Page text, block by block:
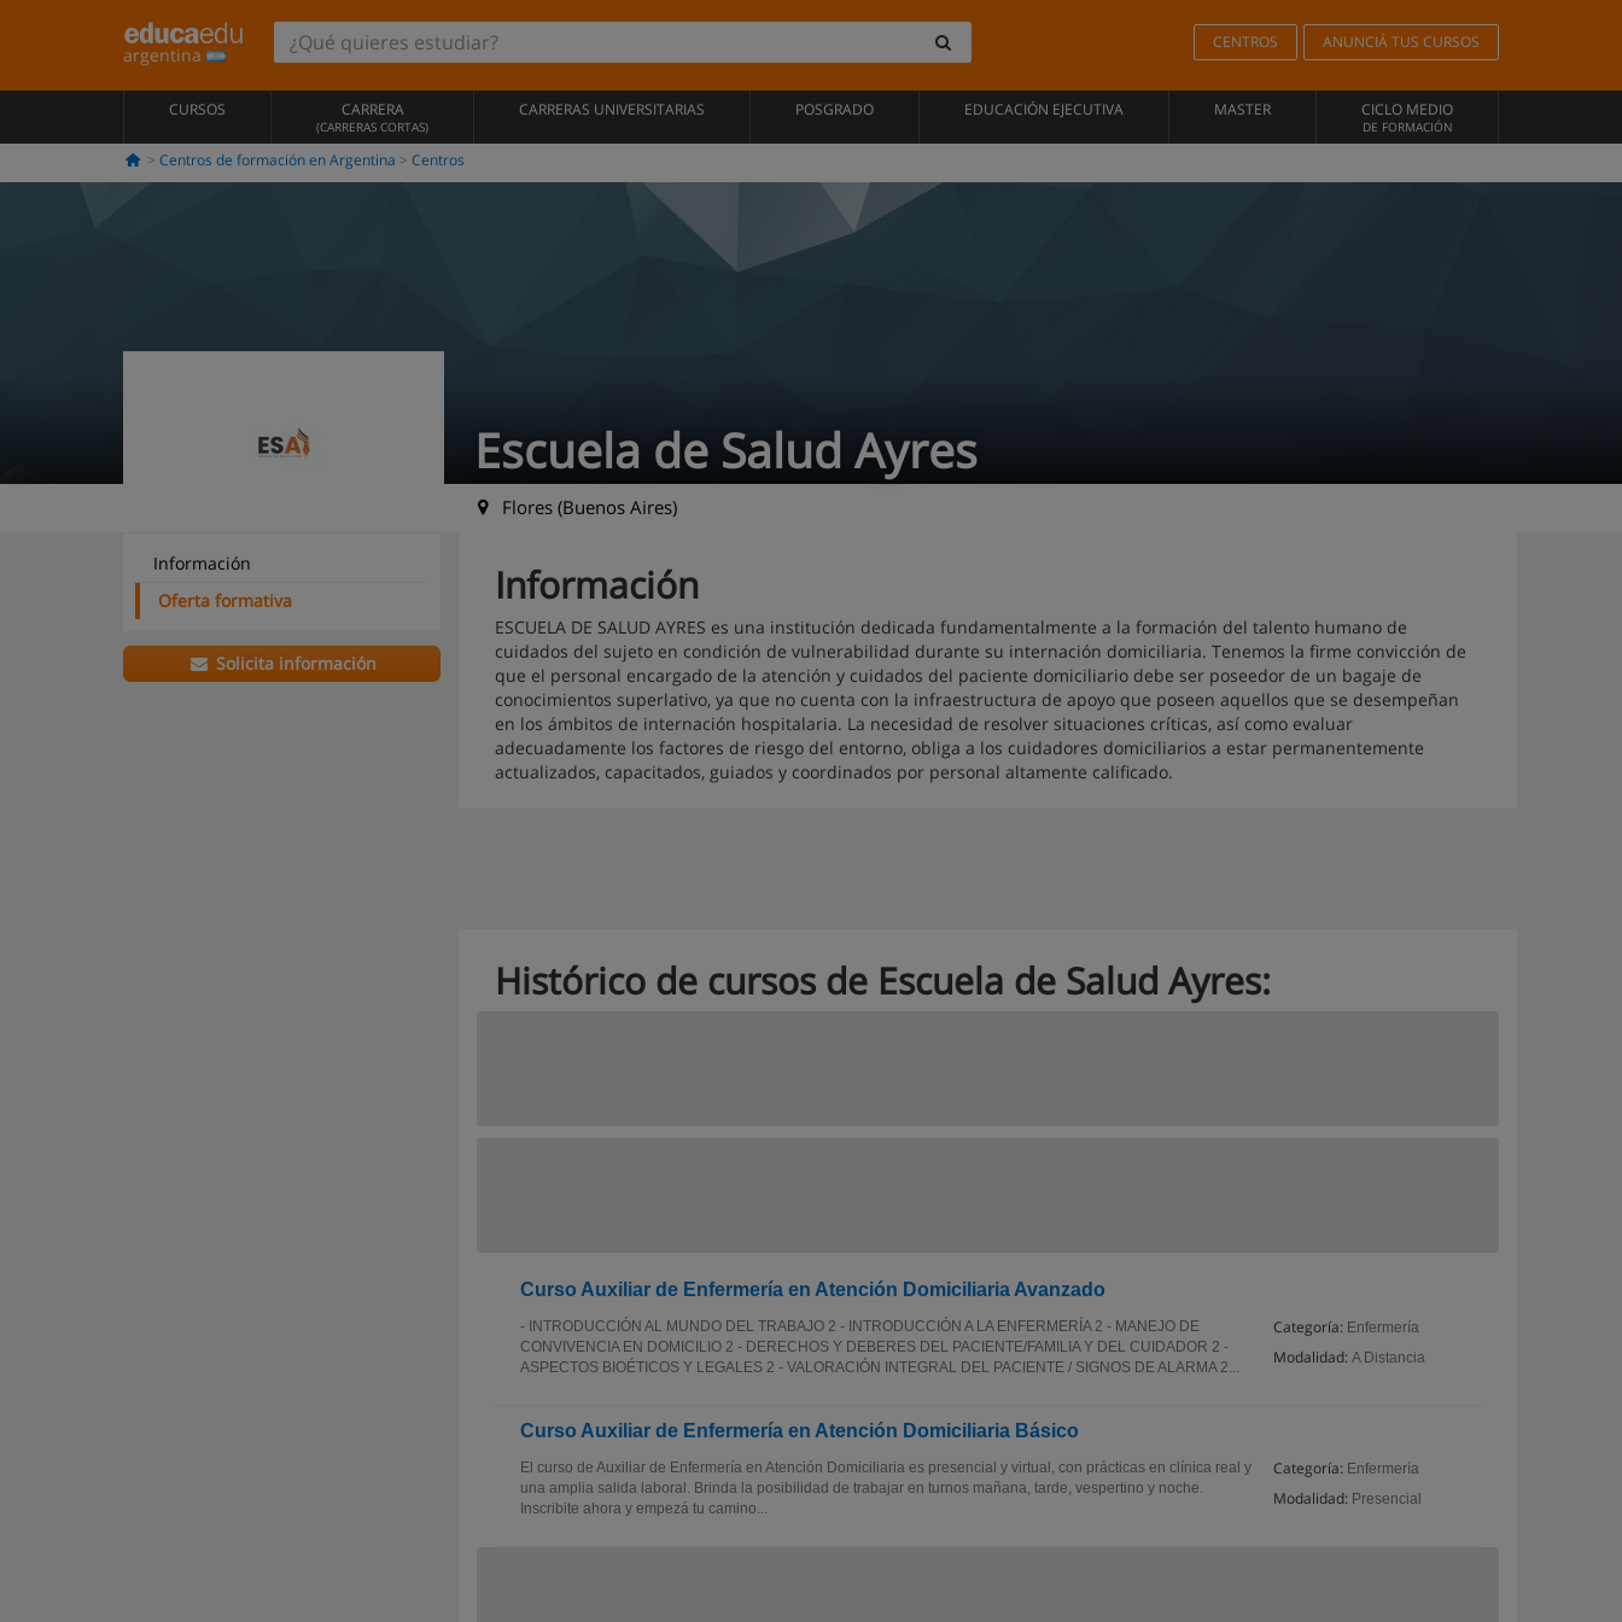
argentina
CENTROS ANUNCIÁ TUS CURSOS
CURSOS CARRERA
(CARRERAS CORTAS)
CARRERAS UNIVERSITARIAS POSGRADO EDUCACIÓN EJECUTIVA MASTER CICLO MEDIO
DE FORMACIÓN
Centros de formación en Argentina Centros
Escuela de Salud Ayres
Flores (Buenos Aires)
Información
Oferta formativa
Solicita información
Información
ESCUELA DE SALUD AYRES es una institución dedicada fundamentalmente a la formación del talento humano de
cuidados del sujeto en condición de vulnerabilidad durante su internación domiciliaria. Tenemos la firme convicción de
que el personal encargado de la atención y cuidados del paciente domiciliario debe ser poseedor de un bagaje de
conocimientos superlativo, ya que no cuenta con la infraestructura de apoyo que poseen aquellos que se desempeñan
en los ámbitos de internación hospitalaria. La necesidad de resolver situaciones críticas, así como evaluar
adecuadamente los factores de riesgo del entorno, obliga a los cuidadores domiciliarios a estar permanentemente
actualizados, capacitados, guiados y coordinados por personal altamente calificado.
Histórico de cursos de Escuela de Salud Ayres:
Curso Auxiliar de Enfermería en Atención Domiciliaria Avanzado
Categoría: Enfermería
Modalidad: A Distancia
- INTRODUCCIÓN AL MUNDO DEL TRABAJO 2 - INTRODUCCIÓN A LA ENFERMERÍA 2 - MANEJO DE
CONVIVENCIA EN DOMICILIO 2 - DERECHOS Y DEBERES DEL PACIENTE/FAMILIA Y DEL CUIDADOR 2 -
ASPECTOS BIOÉTICOS Y LEGALES 2 - VALORACIÓN INTEGRAL DEL PACIENTE / SIGNOS DE ALARMA 2...
Curso Auxiliar de Enfermería en Atención Domiciliaria Básico
Categoría: Enfermería
Modalidad: Presencial
El curso de Auxiliar de Enfermería en Atención Domiciliaria es presencial y virtual, con prácticas en clínica real y
una amplia salida laboral. Brinda la posibilidad de trabajar en turnos mañana, tarde, vespertino y noche.
Inscribite ahora y empezá tu camino...